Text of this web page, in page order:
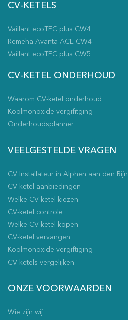
CV-KETELS
Vaillant ecoTEC plus CW4
Remeha Avanta ACE CW4
Vaillant ecoTEC plus CW5
CV-KETEL ONDERHOUD
Waarom CV-ketel onderhoud
Koolmonoxide vergifitging
Onderhoudsplanner
VEELGESTELDE VRAGEN
CV Installateur in Alphen aan den Rijn
CV-ketel aanbiedingen
Welke CV-ketel kiezen
CV-ketel controle
Welke CV-ketel kopen
CV-ketel vervangen
Koolmonoxide vergiftiging
CV-ketels vergelijken
ONZE VOORWAARDEN
Wie zijn wij